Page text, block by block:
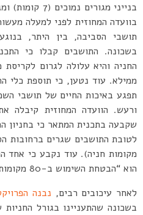
בוועדה המחוזית לפני למעלה
תושבי הסביבה, בין היתר,
בשכונה. התושבים קבלו כי
החניה והיא עלולה לגרום
ממילא. עוד נטען, כי תוספת כלי
תפגע באיכות החיים של תושבי
ורעש. הוועדה המחוזית קיבלה
מקומות חניה). עוד נקבע כי אחד
הוא “הבטחת השימוש ב-80 מקומות החניה לתושבי הסביבה”.
לאחר עיכובים רבים, נבנה
בשכונה שהתעניינו בגורל